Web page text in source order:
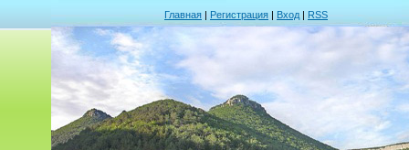
Главная | Регистрация | Вход | RSS